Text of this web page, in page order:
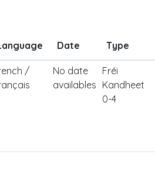
Date Type
/
No date
availables
Fréi
Kandheet
0-4